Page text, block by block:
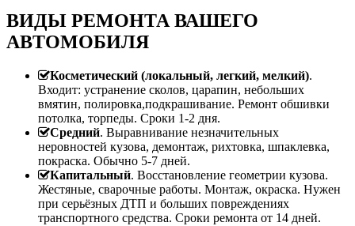
ВИДЫ РЕМОНТА ВАШЕГО
АВТОМОБИЛЯ
Косметический (локальный, легкий, мелкий).
Входит: устранение сколов, царапин, небольших
вмятин, полировка,подкрашивание. Ремонт обшивки
потолка, торпеды. Сроки 1-2 дня.
Средний. Выравнивание незначительных
неровностей кузова, демонтаж, рихтовка, шпаклевка,
покраска. Обычно 5-7 дней.
Капитальный. Восстановление геометрии кузова.
Жестяные, сварочные работы. Монтаж, окраска. Нужен
при серьёзных ДТП и больших повреждениях
транспортного средства. Сроки ремонта от 14 дней.